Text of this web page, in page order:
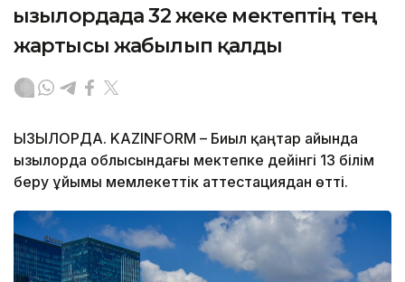
Қызылордада 32 жеке мектептің тең
жартысы жабылып қалды
ҚЫЗЫЛОРДА. KAZINFORM – Биыл қаңтар айында
Қызылорда облысындағы мектепке дейінгі 13 білім
беру ұйымы мемлекеттік аттестациядан өтті.